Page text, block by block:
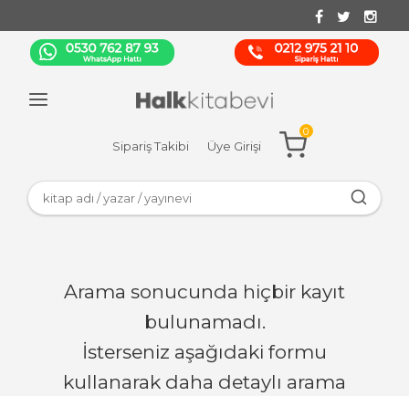
Sipariş Takibi Üye Girişi
0
Arama sonucunda hiçbir kayıt
bulunamadı.
İsterseniz aşağıdaki formu
kullanarak daha detaylı arama